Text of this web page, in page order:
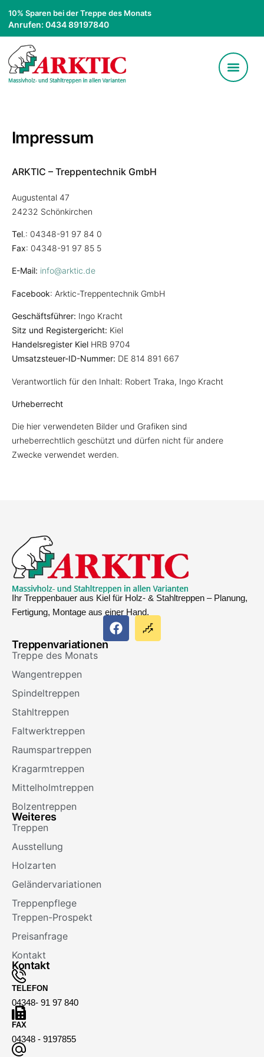
Anrufen: 0434 89197840
10% Sparen bei der Treppe des Monats
Impressum
ARKTIC – Treppentechnik GmbH
Augustental 47
24232 Schönkirchen
Tel.: 04348-91 97 84 0
Fax: 04348-91 97 85 5
E-Mail: info@arktic.de
Facebook: Arktic-Treppentechnik GmbH
Geschäftsführer: Ingo Kracht
Sitz und Registergericht: Kiel
Handelsregister Kiel HRB 9704
Umsatzsteuer-ID-Nummer: DE 814 891 667
Verantwortlich für den Inhalt: Robert Traka, Ingo Kracht
Urheberrecht
Die hier verwendeten Bilder und Grafiken sind
urheberrechtlich geschützt und dürfen nicht für andere
Zwecke verwendet werden.
Ihr Treppenbauer aus Kiel für Holz- & Stahltreppen – Planung,
Fertigung, Montage aus einer Hand.
Treppenvariationen
Treppe des Monats
Wangentreppen
Spindeltreppen
Stahltreppen
Faltwerktreppen
Raumspartreppen
Kragarmtreppen
Mittelholmtreppen
Bolzentreppen
Weiteres
Treppen
Ausstellung
Holzarten
Geländervariationen
Treppenpflege
Treppen-Prospekt
Preisanfrage
Kontakt
Kontakt
TELEFON
04348- 91 97 840
FAX
04348 - 9197855